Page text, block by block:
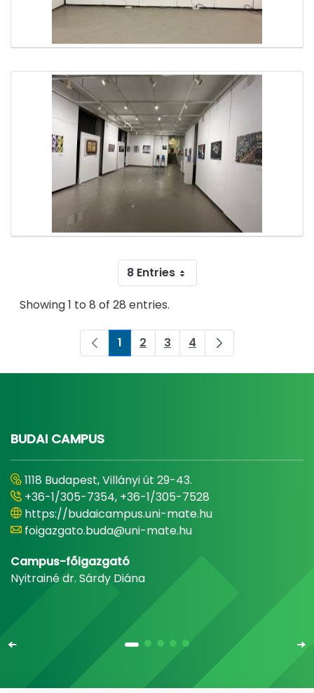
8 Entries
Showing 1 to 8 of 28 entries.
Page
1 Page
2 Page
3 Page
4
BUDAI CAMPUS
1118 Budapest, Villányi út 29-43.
+36-1/305-7354, +36-1/305-7528
https://budaicampus.uni-mate.hu
foigazgato.buda@uni-mate.hu
Campus-főigazgató
Nyitrainé dr. Sárdy Diána